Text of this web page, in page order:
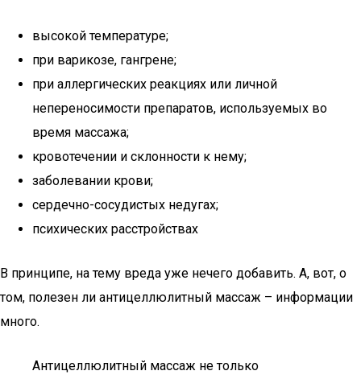
высокой температуре;
при варикозе, гангрене;
при аллергических реакциях или личной
непереносимости препаратов, используемых во
время массажа;
кровотечении и склонности к нему;
заболевании крови;
сердечно-сосудистых недугах;
психических расстройствах
В принципе, на тему вреда уже нечего добавить. А, вот, о
том, полезен ли антицеллюлитный массаж – информации
много.
Антицеллюлитный массаж не только